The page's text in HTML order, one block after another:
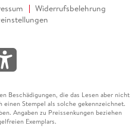
Widerrufsbelehrung
Beschädigungen, die das Lesen aber nicht
Stempel als solche gekennzeichnet.
Angaben zu Preissenkungen beziehen
Exemplars.